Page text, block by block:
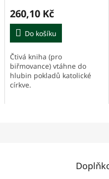
260,10 Kč
Do košíku
Čtivá kniha (pro
biřmovance) vtáhne do
hlubin pokladů katolické
církve.